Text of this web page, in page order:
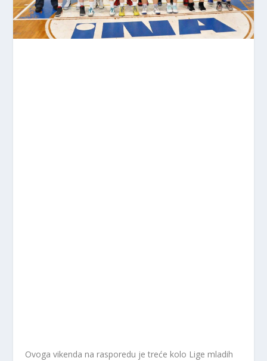
Ovoga vikenda na rasporedu je treće kolo Lige mladih